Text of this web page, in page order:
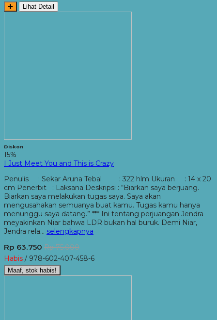
✚ Lihat Detail
Diskon
15%
I Just Meet You and This is Crazy
Penulis : Sekar Aruna Tebal : 322 hlm Ukuran : 14 x 20
cm Penerbit : Laksana Deskripsi : “Biarkan saya berjuang.
Biarkan saya melakukan tugas saya. Saya akan
mengusahakan semuanya buat kamu. Tugas kamu hanya
menunggu saya datang.” *** Ini tentang perjuangan Jendra
meyakinkan Niar bahwa LDR bukan hal buruk. Demi Niar,
Jendra rela… selengkapnya
Rp 63.750 Rp 75.000
Habis / 978-602-407-458-6
Maaf, stok habis!